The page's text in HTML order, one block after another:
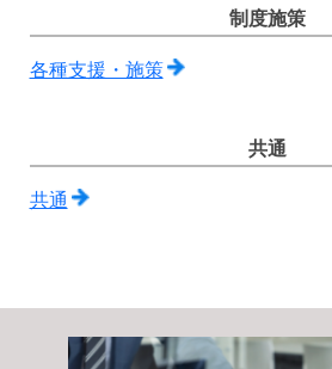
制度施策
各種支援・施策
共通
共通